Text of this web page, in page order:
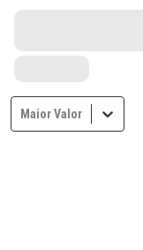
Maior Valor